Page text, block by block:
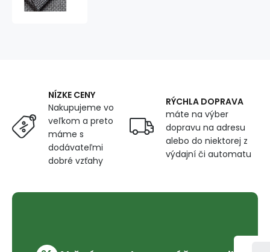
NÍZKE CENY
Nakupujeme vo
veľkom a preto
máme s
dodávateľmi
dobré vzťahy
RÝCHLA DOPRAVA
máte na výber
dopravu na adresu
alebo do niektorej z
výdajní či automatu